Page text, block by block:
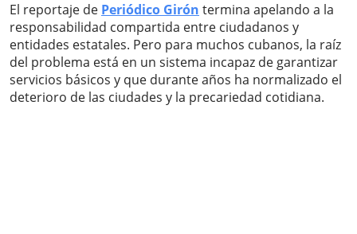
El reportaje de Periódico Girón termina apelando a la
responsabilidad compartida entre ciudadanos y
entidades estatales. Pero para muchos cubanos, la raíz
del problema está en un sistema incapaz de garantizar
servicios básicos y que durante años ha normalizado el
deterioro de las ciudades y la precariedad cotidiana.